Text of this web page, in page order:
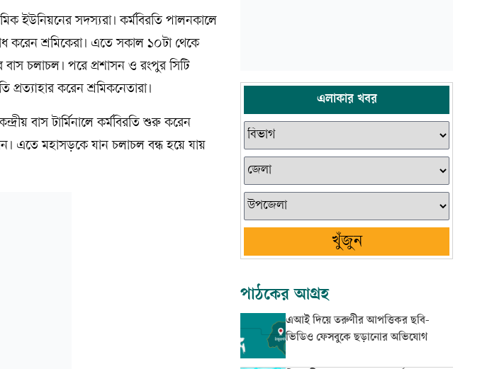
ইউনিয়নের সদস্যরা। কর্মবিরতি পালনকালে
শ্রমিকেরা। এতে সকাল ১০টা থেকে
বাস চলাচল। পরে প্রশাসন ও রংপুর সিটি
করেন শ্রমিকনেতারা।
বাস টার্মিনালে কর্মবিরতি শুরু করেন
এতে মহাসড়কে যান চলাচল বন্ধ হয়ে যায়
এলাকার খবর
খুঁজুন
পাঠকের আগ্রহ
এআই দিয়ে তরুণীর আপত্তিকর ছবি-
ভিডিও ফেসবুকে ছড়ানোর অভিযোগ